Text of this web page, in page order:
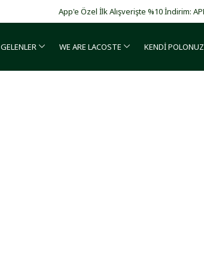
Garanti BBVA ve Bonus kartlarda vade
WE ARE LACOSTE KENDİ